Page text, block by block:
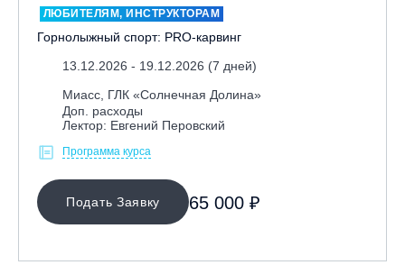
ЛЮБИТЕЛЯМ, ИНСТРУКТОРАМ
Горнолыжный спорт: PRO-карвинг
13.12.2026 - 19.12.2026 (7 дней)
Миасс, ГЛК «Солнечная Долина»
Доп. расходы
Лектор: Евгений Перовский
Программа курса
Подать Заявку 65 000 ₽